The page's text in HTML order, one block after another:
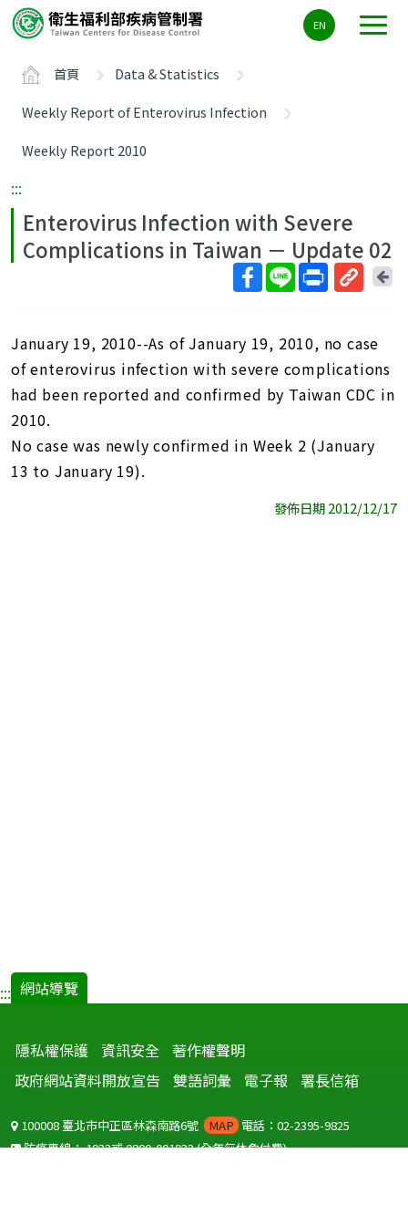
要
ALT+C
EN
首頁
Data & Statistics
Weekly Report of Enterovirus Infection
Weekly Report 2010
:::
Enterovirus Infection with Severe
Complications in Taiwan － Update 02
短
網
址
回
January 19, 2010--As of January 19, 2010, no case
of enterovirus infection with severe complications
had been reported and confirmed by Taiwan CDC in
2010.
No case was newly confirmed in Week 2 (January
13 to January 19).
發佈日期 2012/12/17
::: 網站導覽
隱私權保護 資訊安全 著作權聲明
政府網站資料開放宣告
雙語詞彙 電子報 署長信箱
100008 臺北市中正區林森南路6號 MAP 電話：02-2395-9825
防疫專線：1922或0800-001922(全年無休免付費)